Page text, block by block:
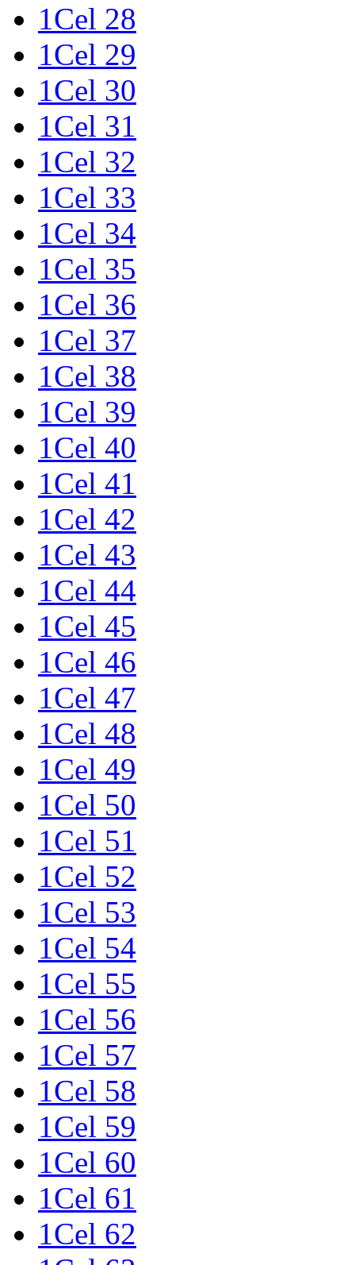
1Cel 28
1Cel 29
1Cel 30
1Cel 31
1Cel 32
1Cel 33
1Cel 34
1Cel 35
1Cel 36
1Cel 37
1Cel 38
1Cel 39
1Cel 40
1Cel 41
1Cel 42
1Cel 43
1Cel 44
1Cel 45
1Cel 46
1Cel 47
1Cel 48
1Cel 49
1Cel 50
1Cel 51
1Cel 52
1Cel 53
1Cel 54
1Cel 55
1Cel 56
1Cel 57
1Cel 58
1Cel 59
1Cel 60
1Cel 61
1Cel 62